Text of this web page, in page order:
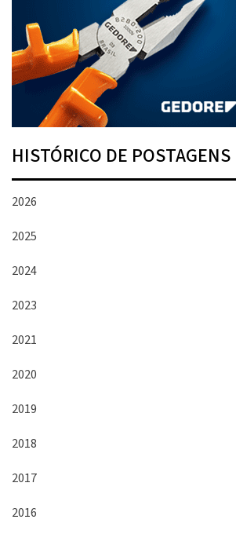
HISTÓRICO DE POSTAGENS
2026
2025
2024
2023
2021
2020
2019
2018
2017
2016